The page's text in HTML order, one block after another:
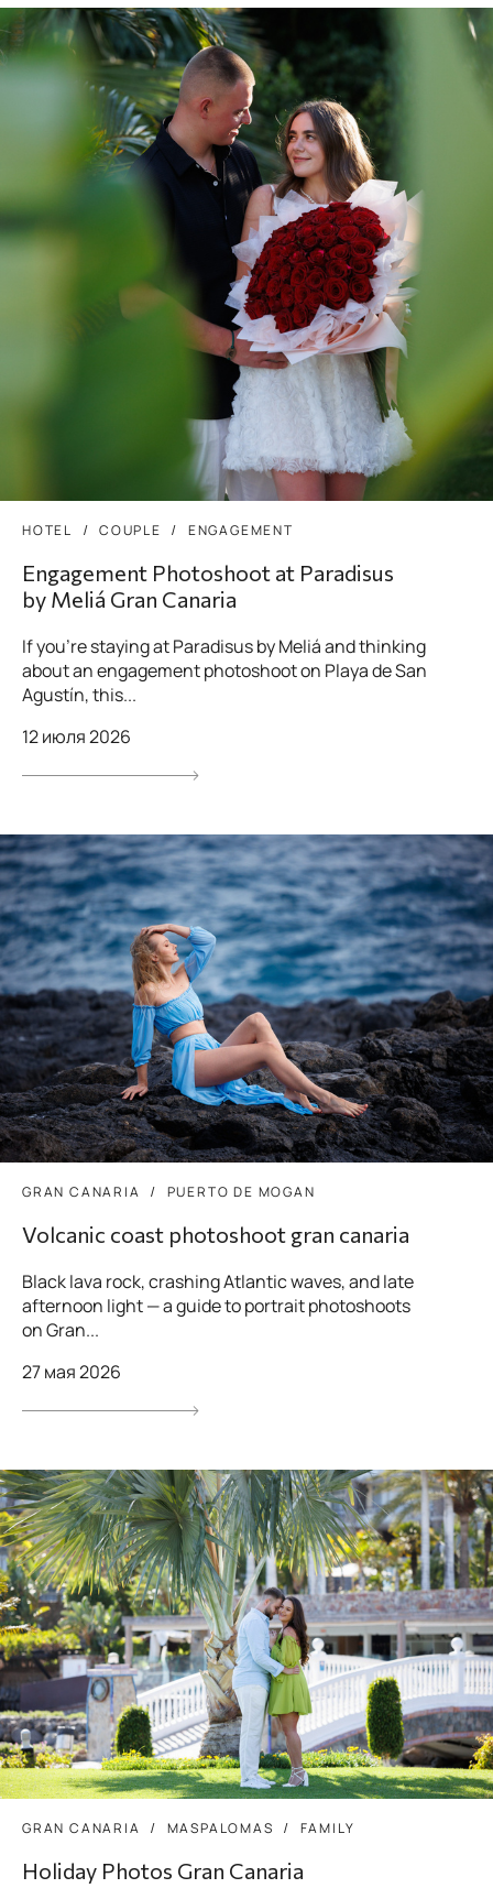
HOTEL COUPLE ENGAGEMENT
Engagement Photoshoot at Paradisus
by Meliá Gran Canaria
If you’re staying at Paradisus by Meliá and thinking
about an engagement photoshoot on Playa de San
Agustín, this...
12 июля 2026
GRAN CANARIA PUERTO DE MOGAN
Volcanic coast photoshoot gran canaria
Black lava rock, crashing Atlantic waves, and late
afternoon light — a guide to portrait photoshoots
on Gran...
27 мая 2026
GRAN CANARIA MASPALOMAS FAMILY
Holiday Photos Gran Canaria